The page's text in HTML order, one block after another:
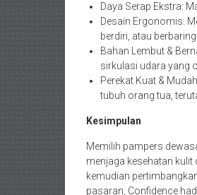
Daya Serap Ekstra:
Desain Ergonomis:
berdiri, atau berbaring.
Bahan Lembut &
sirkulasi udara yang
Perekat Kuat &
tubuh orang tua,
Kesimpulan
Memilih pampers
menjaga kesehatan kulit
kemudian
pasaran, Confidence